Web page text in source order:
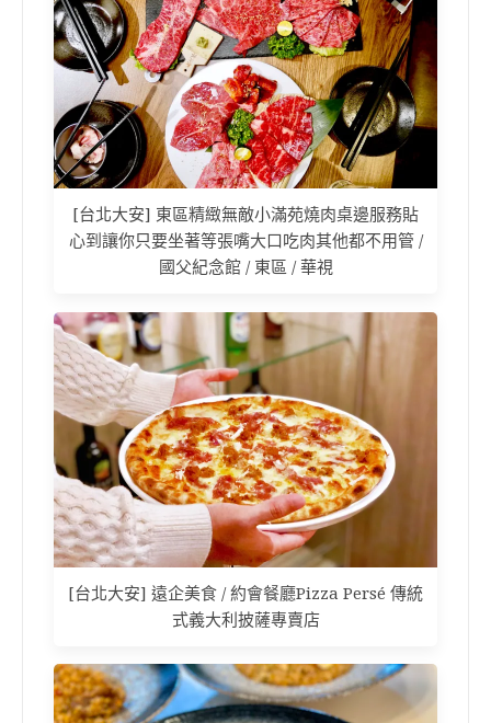
[台北大安] 東區精緻無敵小滿苑燒肉桌邊服務貼
心到讓你只要坐著等張嘴大口吃肉其他都不用管 /
國父紀念館 / 東區 / 華視
[台北大安] 遠企美食 / 約會餐廳Pizza Persé 傳統
式義大利披薩專賣店